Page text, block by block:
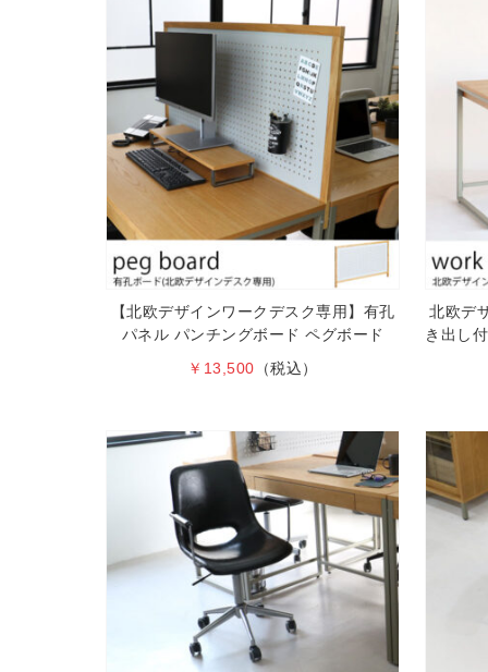
【北欧デザインワークデスク専用】有孔
パネル パンチングボード ペグボード
￥13,500 （税込）
北欧デ
き出し